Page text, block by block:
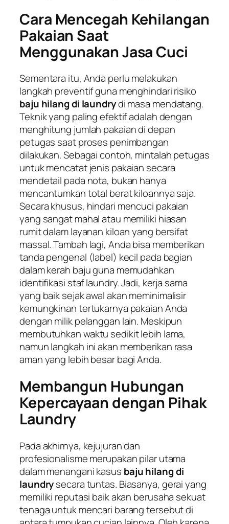
Cara Mencegah Kehilangan
Pakaian Saat
Menggunakan Jasa Cuci
Sementara itu, Anda perlu melakukan
langkah preventif guna menghindari risiko
baju hilang di laundrydi masa mendatang.
Teknik yang paling efektif adalah dengan
menghitung jumlah pakaian di depan
petugas saat proses penimbangan
dilakukan. Sebagai contoh, mintalah petugas
untuk mencatat jenis pakaian secara
mendetail pada nota, bukan hanya
mencantumkan total berat kiloannya saja.
Secara khusus, hindari mencuci pakaian
yang sangat mahal atau memiliki hiasan
rumit dalam layanan kiloan yang bersifat
massal. Tambah lagi, Anda bisa memberikan
tanda pengenal (label) kecil pada bagian
dalam kerah baju guna memudahkan
identifikasi staf laundry. Jadi, kerja sama
yang baik sejak awal akan meminimalisir
kemungkinan tertukarnya pakaian Anda
dengan milik pelanggan lain. Meskipun
membutuhkan waktu sedikit lebih lama,
namun langkah ini akan memberikan rasa
aman yang lebih besar bagi Anda.
Membangun Hubungan
Kepercayaan dengan Pihak
Laundry
Pada akhirnya, kejujuran dan
profesionalisme merupakan pilar utama
dalam menangani kasus baju hilang di
laundrysecara tuntas. Biasanya, gerai yang
memiliki reputasi baik akan berusaha sekuat
tenaga untuk mencari barang tersebut di